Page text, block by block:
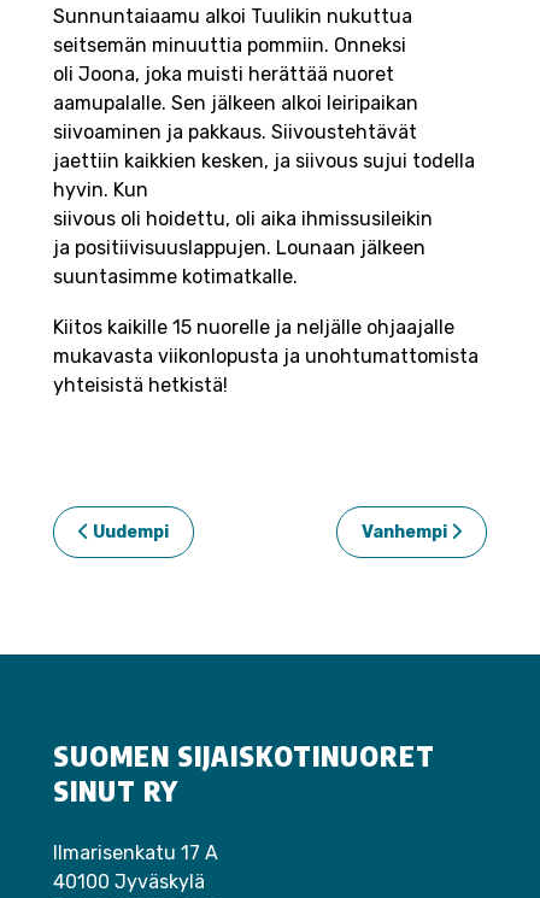
Sunnuntaiaamu alkoi Tuulikin nukuttua
seitsemän minuuttia pommiin. Onneksi
oli Joona, joka muisti herättää nuoret
aamupalalle. Sen jälkeen alkoi leiripaikan
siivoaminen ja pakkaus. Siivoustehtävät
jaettiin kaikkien kesken, ja siivous sujui todella
hyvin. Kun
siivous oli hoidettu, oli aika ihmissusileikin
ja positiivisuuslappujen. Lounaan jälkeen
suuntasimme kotimatkalle.
Kiitos kaikille 15 nuorelle ja neljälle ohjaajalle
mukavasta viikonlopusta ja unohtumattomista
yhteisistä hetkistä!
Vanhempi
Uudempi
SUOMEN SIJAISKOTINUORET
SINUT RY
Ilmarisenkatu 17 A
40100 Jyväskylä